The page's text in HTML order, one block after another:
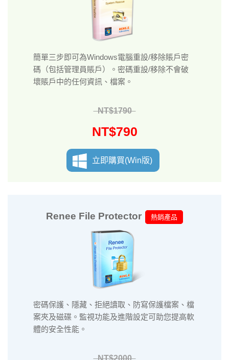
簡單三步即可為Windows電腦重設/移除賬戶密
碼（包括管理員賬戶）。密碼重設/移除不會破
壞賬戶中的任何資訊、檔案。
NT$1790
NT$790
立即購買(Win版)
Renee File Protector 熱銷產品
密碼保護、隱藏、拒絕讀取、防寫保護檔案、檔
案夾及磁碟。監視功能及進階設定可助您提高軟
體的安全性能。
NT$2000